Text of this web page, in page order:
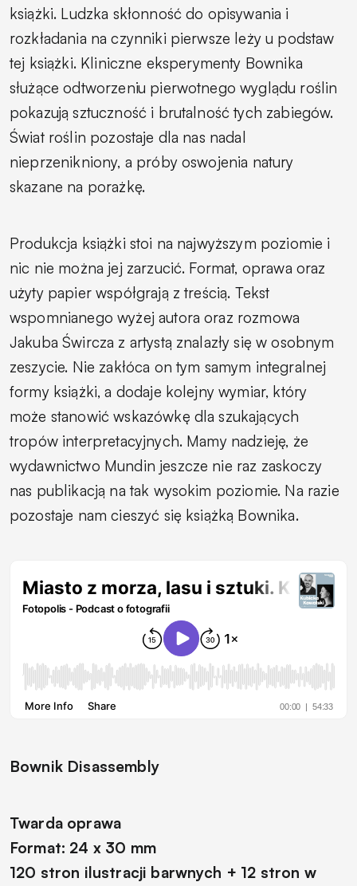
książki. Ludzka skłonność do opisywania i
rozkładania na czynniki pierwsze leży u podstaw
tej książki. Kliniczne eksperymenty Bownika
służące odtworzeniu pierwotnego wyglądu roślin
pokazują sztuczność i brutalność tych zabiegów.
Świat roślin pozostaje dla nas nadal
nieprzenikniony, a próby oswojenia natury
skazane na porażkę.
Produkcja książki stoi na najwyższym poziomie i
nic nie można jej zarzucić. Format, oprawa oraz
użyty papier współgrają z treścią. Tekst
wspomnianego wyżej autora oraz rozmowa
Jakuba Śwircza z artystą znalazły się w osobnym
zeszycie. Nie zakłóca on tym samym integralnej
formy książki, a dodaje kolejny wymiar, który
może stanowić wskazówkę dla szukających
tropów interpretacyjnych. Mamy nadzieję, że
wydawnictwo Mundin jeszcze nie raz zaskoczy
nas publikacją na tak wysokim poziomie. Na razie
pozostaje nam cieszyć się książką Bownika.
Bownik Disassembly
Twarda oprawa
Format: 24 x 30 mm
120 stron ilustracji barwnych + 12 stron w